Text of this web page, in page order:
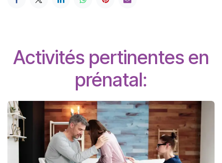
Activités pertinentes en
prénatal: